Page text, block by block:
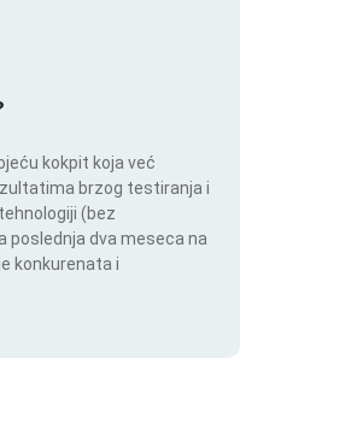
kokpit koja već
brzog testiranja i
(bez
poslednja dva meseca na
konkurenata i